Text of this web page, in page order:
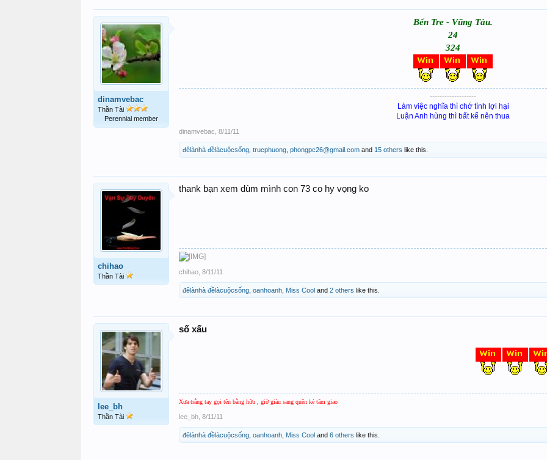
dinamvebac
Thần Tài
Perennial member
Bến Tre - Vũng Tàu.
24
324
-------------------​
Làm việc nghĩa thì chớ tính lợi hại
Luận Anh hùng thì bất kể nên thua
dinamvebac 8/11/11
đêlànhà đềlàcuộcsống trucphuong phongpc26@gmail.com and 15 others like this.
chihao
Thần Tài
thank bạn xem dùm mình con 73 co hy vọng ko
chihao 8/11/11
đêlànhà đềlàcuộcsống oanhoanh Miss Cool and 2 others like this.
lee_bh
Thần Tài
số xấu
Xưa trắng tay gọi tên bằng hữu , giờ giàu sang quên kẻ tâm giao
lee_bh 8/11/11
đêlànhà đềlàcuộcsống oanhoanh Miss Cool and 6 others like this.